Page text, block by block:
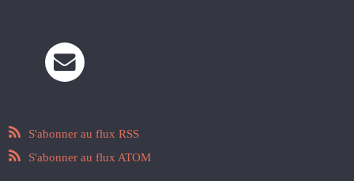
S'abonner au flux RSS
S'abonner au flux ATOM